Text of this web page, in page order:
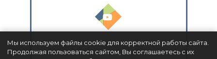
Мы используем файлы cookie для корректной работы сайта.
Продолжая пользоваться сайтом, Вы соглашаетесь с их